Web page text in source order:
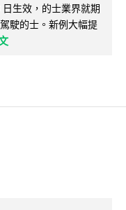
生效，的士業界就期
駛的士。新例大幅提